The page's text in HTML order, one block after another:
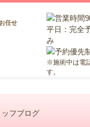
任せ
※施術中は電
す。